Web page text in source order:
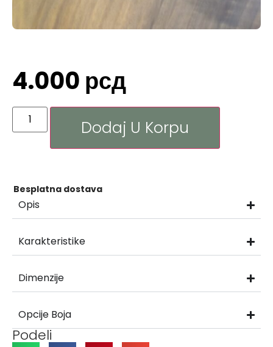
4.000 рсд
Dodaj U Korpu
Besplatna dostava
Opis
Karakteristike
Dimenzije
Opcije Boja
Podeli